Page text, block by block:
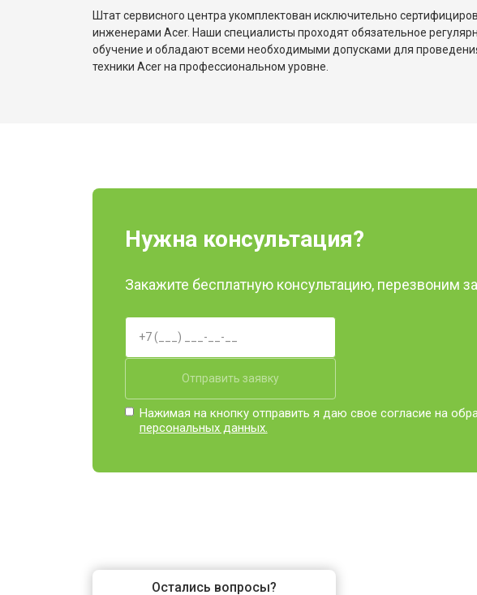
Штат сервисного центра укомплектован исключительно
инженерами Acer. Наши специалисты проходят обязательное
обучение и обладают всеми необходимыми допусками для
техники Acer на профессиональном уровне.
Нужна консультация?
Закажите бесплатную консультацию, перезвоним
Отправить заявку
Нажимая на кнопку отправить я даю свое согласие на
персональных данных.
Остались вопросы?